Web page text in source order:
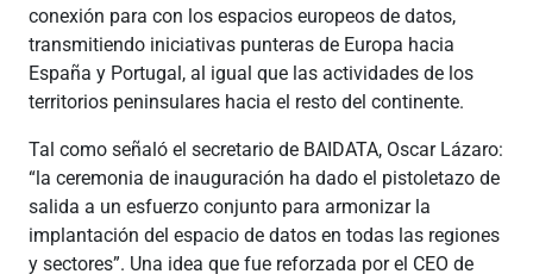
conexión para con los espacios europeos de datos,
transmitiendo iniciativas punteras de Europa hacia
España y Portugal, al igual que las actividades de los
territorios peninsulares hacia el resto del continente.
Tal como señaló el secretario de BAIDATA, Oscar Lázaro:
“la ceremonia de inauguración ha dado el pistoletazo de
salida a un esfuerzo conjunto para armonizar la
implantación del espacio de datos en todas las regiones
y sectores”. Una idea que fue reforzada por el CEO de